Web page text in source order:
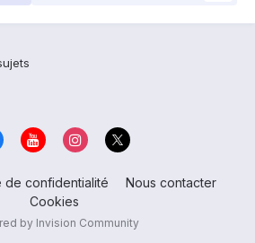
de confidentialité
Nous contacter
Cookies
by Invision Community